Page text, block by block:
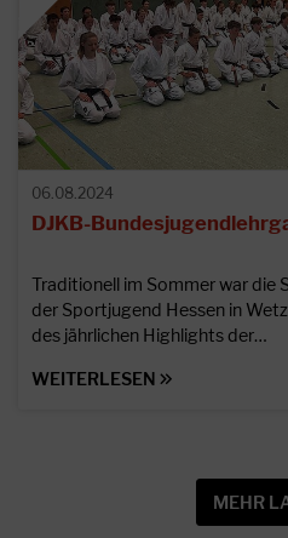
06.08.2024
DJKB-
Traditionell im Sommer war
der Sportjugend Hessen in
des jährlichen Highlights der…
WEITERLESEN
MEHR